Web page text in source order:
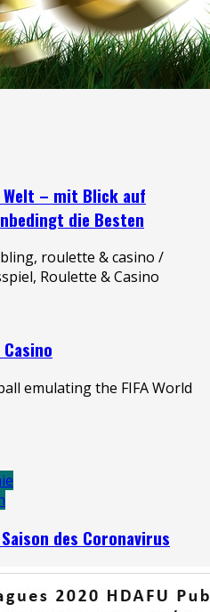
– mit Blick auf
die Besten
des Coronavirus